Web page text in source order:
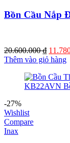
Bồn Cầu Nắp
20.600.000₫ Giá
gốc
Thêm vào giỏ hàng
-27%
Wishlist
Compare
Inax